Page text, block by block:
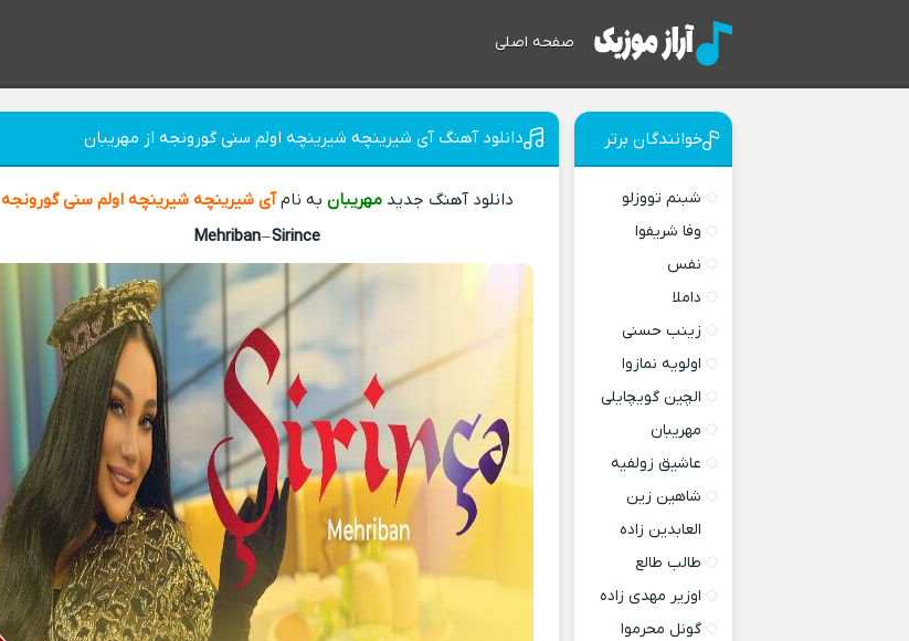
صفحه اصلی
دانلود آهنگ آی شیرینچه شیرینچه اولم سنی گورونجه از مهریبان
دانلود آهنگ جدیدمهریبان به نامآی شیرینچه شیرینچه اولم سنی گورونجه
Mehriban–Sirince
خوانندگان برتر
شبنم تووزلو
وفا شریفوا
نفس
داملا
زینب حسنی
اولویه نمازوا
الچین گویچایلی
مهریبان
عاشیق زولفیه
شاهین زین
العابدین زاده
طالب طالع
اوزیر مهدی زاده
گونل محرموا